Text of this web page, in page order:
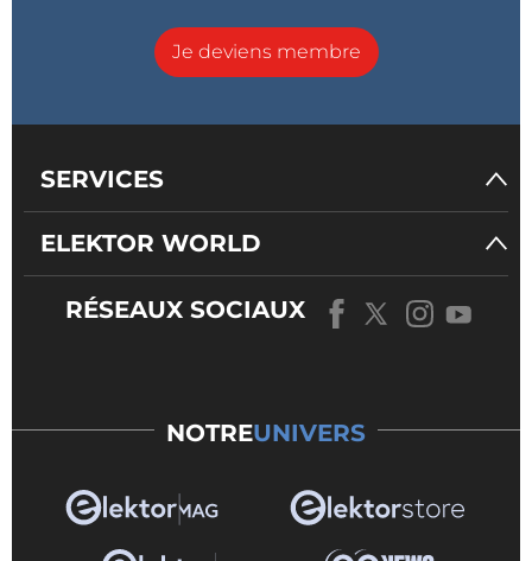
Je deviens membre
SERVICES
ELEKTOR WORLD
RÉSEAUX SOCIAUX
NOTREUNIVERS